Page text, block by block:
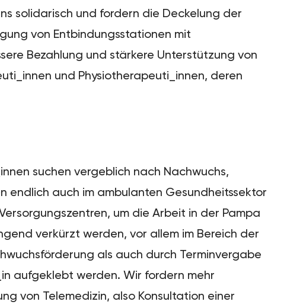
solidarisch und fordern die Deckelung der
von Entbindungsstationen mit
Bezahlung und stärkere Unterstützung von
und Physiotherapeuti_innen, deren
suchen vergeblich nach Nachwuchs,
endlich auch im ambulanten Gesundheitssektor
um die Arbeit in der Pampa
verkürzt werden, vor allem im Bereich der
als auch durch Terminvergabe
aufgeklebt werden. Wir fordern mehr
von Telemedizin, also Konsultation einer